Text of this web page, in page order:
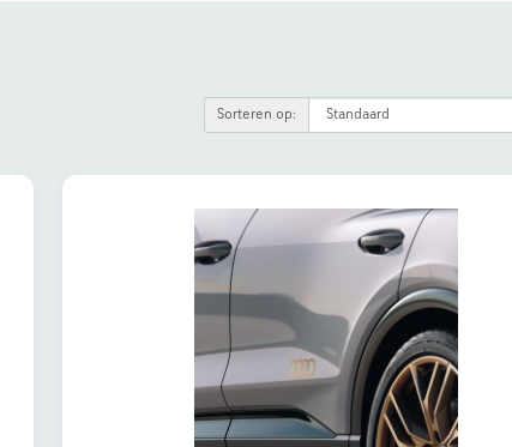
Sorteren op: